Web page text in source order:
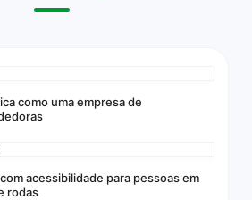
como uma empresa de
acessibilidade para pessoas em
rodas